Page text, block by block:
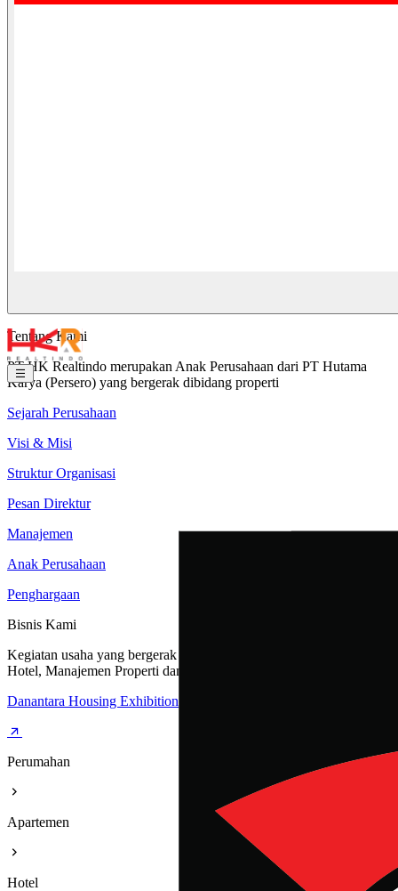
Tentang Kami
PT HK Realtindo merupakan Anak Perusahaan dari PT Hutama
Karya (Persero) yang bergerak dibidang properti
Sejarah Perusahaan
Visi & Misi
Struktur Organisasi
Pesan Direktur
Manajemen
Anak Perusahaan
Penghargaan
Bisnis Kami
Kegiatan usaha yang bergerak dibidang Perumahan, Apartemen,
Hotel, Manajemen Properti dan Rest Area
Danantara Housing Exhibition
Perumahan
Apartemen
Hotel